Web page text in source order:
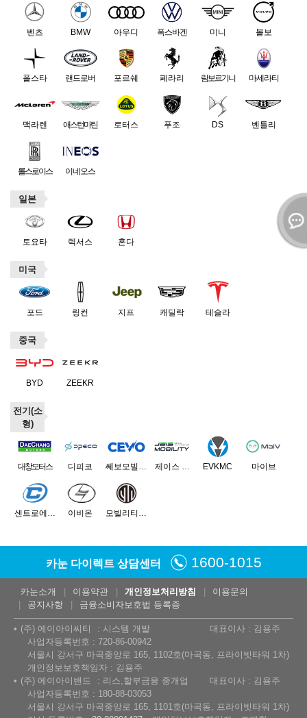
벤츠 BMW 아우디 폭스바겐 미니 볼보
폴스타 랜드로버 포르쉐 페라리 람보르기니 마세라티
맥라렌 애스턴마틴 로터스 푸조 DS 벤틀리
롤스로이스 이네오스
일본
토요타 렉서스 혼다
미국
포드 링컨 지프 캐딜락 테슬라
중국
BYD ZEEKR
전기(소
형)
대창모터스 디피코 쎄보모빌리티제이스 모빌리티EVKMC 마이브
센트로에이케이이비온 모빌리티네트웍스
카눈 다이렉트 상담센터 1600-1015
카눈소개 이용약관 개인정보처리방침
이용문의
공지사항
금융소비자보호법 등록증
(주) 에이아이씨티 시스템 개발
대표이사 : 김용주
사업자등록번호 : 720-86-00942
서울시 강서구 마곡중앙로 165, 1102호(마곡동, 프라이빗타워 1차)
개인정보보호책임자 : 김용주
(주) 에이아이밴드
리스,할부금융 중개업
대표이사 : 김용주
사업자등록번호 : 180-88-03053
서울시 강서구 마곡중앙로 165, 1101호(마곡동, 프라이빗타워 1차)